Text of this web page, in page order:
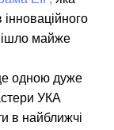
майже
одною дуже
УКА
в найближчі